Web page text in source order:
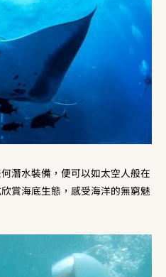
潛水裝備，便可以如太空人般在
賞海底生態，感受海洋的無窮魅